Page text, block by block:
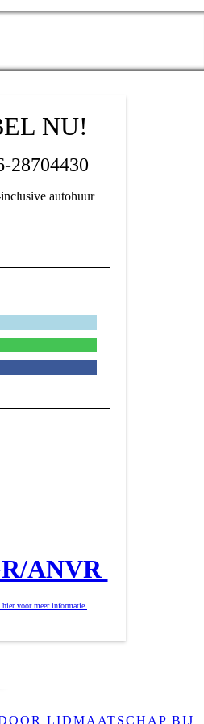
NU!
28704430
autohuur
ANVR
voor meer informatie
LIDMAATSCHAP BIJ